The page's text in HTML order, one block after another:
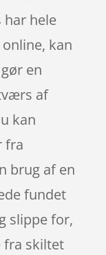
hele
kan
en
af
kan
fra
brug af en
fundet
slippe for,
fra skiltet